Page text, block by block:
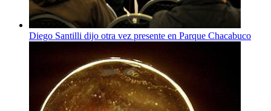
Diego Santilli dijo otra vez presente en Parque Chacabuco